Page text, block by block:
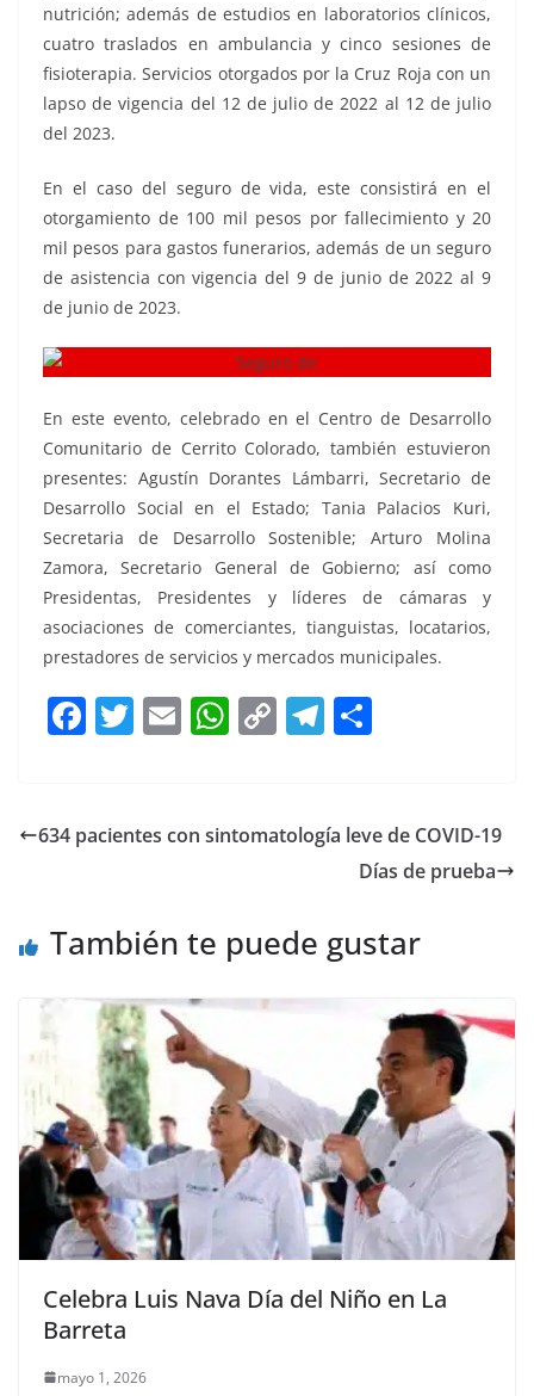
nutrición; además de estudios en laboratorios clínicos,
cuatro traslados en ambulancia y cinco sesiones de
fisioterapia. Servicios otorgados por la Cruz Roja con un
lapso de vigencia del 12 de julio de 2022 al 12 de julio
del 2023.
En el caso del seguro de vida, este consistirá en el
otorgamiento de 100 mil pesos por fallecimiento y 20
mil pesos para gastos funerarios, además de un seguro
de asistencia con vigencia del 9 de junio de 2022 al 9
de junio de 2023.
En este evento, celebrado en el Centro de Desarrollo
Comunitario de Cerrito Colorado, también estuvieron
presentes: Agustín Dorantes Lámbarri, Secretario de
Desarrollo Social en el Estado; Tania Palacios Kuri,
Secretaria de Desarrollo Sostenible; Arturo Molina
Zamora, Secretario General de Gobierno; así como
Presidentas, Presidentes y líderes de cámaras y
asociaciones de comerciantes, tianguistas, locatarios,
prestadores de servicios y mercados municipales.
F
e
o
T
er
E
l
W
s
p
C
y
k
T
gr e
634 pacientes con sintomatología leve de COVID-19
Días de prueba
También te puede gustar
Celebra Luis Nava Día del Niño en La
Barreta
mayo 1, 2026